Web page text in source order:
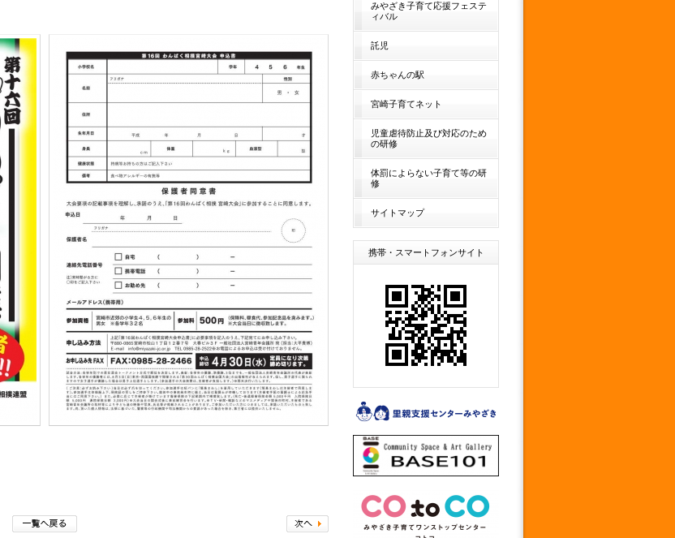
みやざき子育て応援フェステ
ィバル
託児
赤ちゃんの駅
宮崎子育てネット
児童虐待防止及び対応のため
の研修
体罰によらない子育て等の研
修
サイトマップ
携帯・スマートフォンサイト